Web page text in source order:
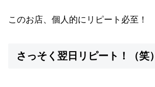
このお店、個人的にリピート必至！
さっそく翌日リピート！（笑）